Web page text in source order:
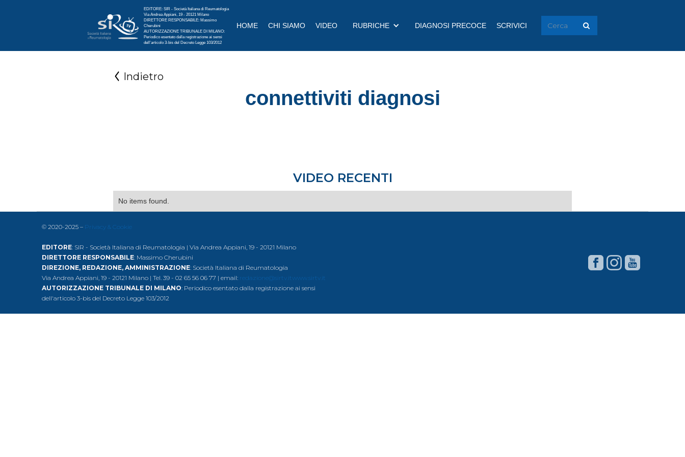
EDITORE: SIR - Società Italiana di Reumatologia
Via Andrea Appiani, 19 - 20121 Milano
DIRETTORE RESPONSABILE: Massimo
Cherubini
AUTORIZZAZIONE TRIBUNALE DI MILANO:
Periodico esentato dalla registrazione ai sensi
dell'articolo 3-bis del Decreto Legge 103/2012
HOME CHI SIAMO VIDEO RUBRICHE DIAGNOSI PRECOCE SCRIVICI
Indietro
connettiviti diagnosi
VIDEO RECENTI
No items found.
© 2020-2025 – Privacy & Cookie
EDITORE: SIR - Società Italiana di Reumatologia | Via Andrea Appiani, 19 - 20121 Milano
DIRETTORE RESPONSABILE: Massimo Cherubini
DIREZIONE, REDAZIONE, AMMINISTRAZIONE: Società Italiana di Reumatologia
Via Andrea Appiani, 19 - 20121 Milano | Tel. 39 - 02 65 56 06 77 | email: redazione@sirtv.itwww.sirtv.it
AUTORIZZAZIONE TRIBUNALE DI MILANO: Periodico esentato dalla registrazione ai sensi
dell'articolo 3-bis del Decreto Legge 103/2012